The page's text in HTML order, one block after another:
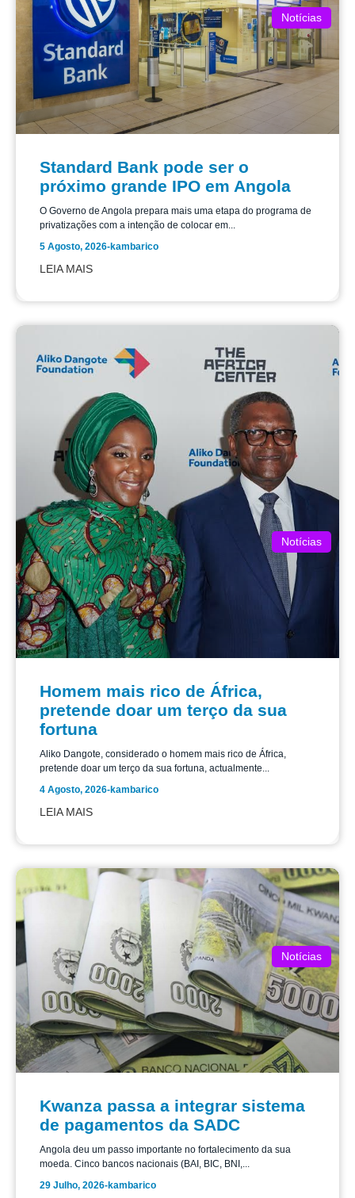
Notícias
Standard Bank pode ser o
próximo grande IPO em Angola
O Governo de Angola prepara mais uma etapa do programa de
privatizações com a intenção de colocar em...
5 Agosto, 2026-kambarico
LEIA MAIS
Notícias
Homem mais rico de África,
pretende doar um terço da sua
fortuna
Aliko Dangote, considerado o homem mais rico de África,
pretende doar um terço da sua fortuna, actualmente...
4 Agosto, 2026-kambarico
LEIA MAIS
Notícias
Kwanza passa a integrar sistema
de pagamentos da SADC
Angola deu um passo importante no fortalecimento da sua
moeda. Cinco bancos nacionais (BAI, BIC, BNI,...
29 Julho, 2026-kambarico